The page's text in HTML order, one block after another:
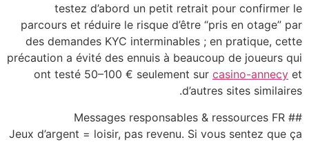
testez d’abord un petit retrait pour confirmer le
parcours et réduire le risque d’être “pris en otage” par
des demandes KYC interminables ; en pratique, cette
précaution a évité des ennuis à beaucoup de joueurs qui
ont testé 50–100 € seulement sur casino-annecy et
d’autres sites similaires.
## Messages responsables & ressources FR
Jeux d’argent = loisir, pas revenu. Si vous sentez que ça